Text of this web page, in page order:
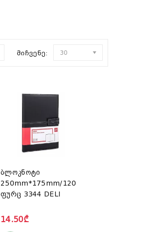
მიჩვენე: 30
ბლოკნოტი
250mm*175mm/120
ფურც 3344 DELI
14.50₾